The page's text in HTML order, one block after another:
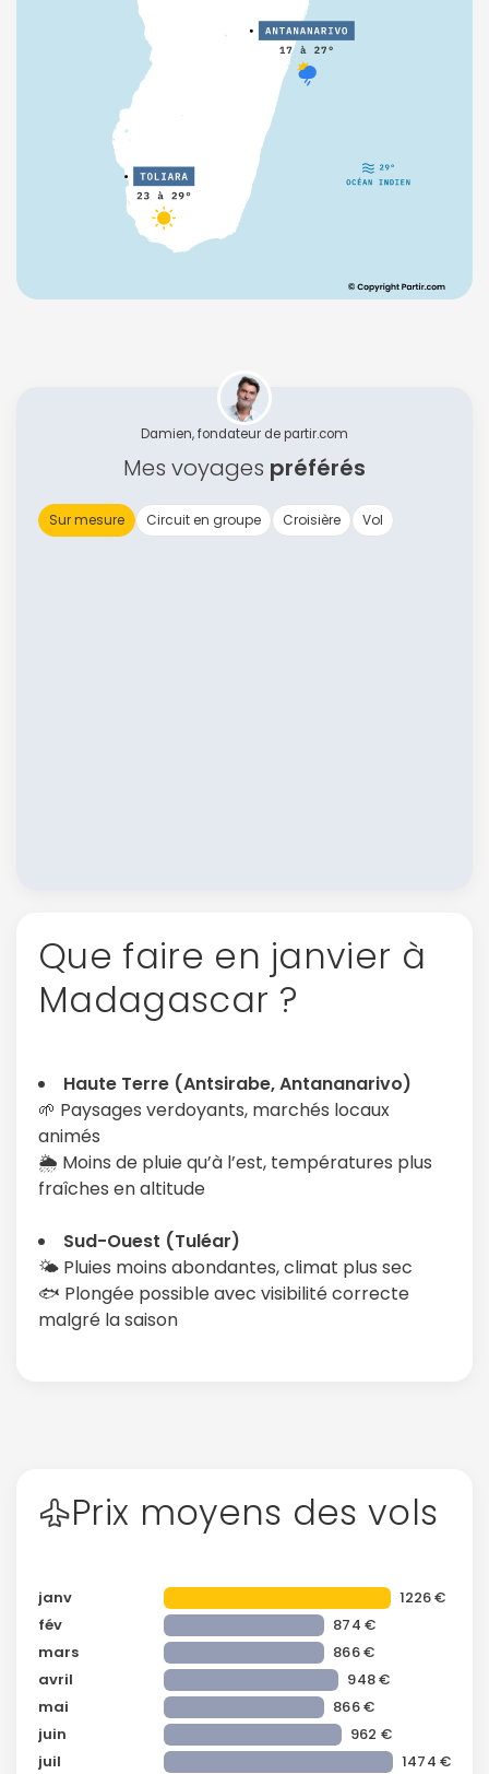
Damien, fondateur de partir.com
Mes voyages préférés
Sur mesure Circuit en groupe Croisière Vol
Que faire en janvier à
Madagascar ?
Haute Terre (Antsirabe, Antananarivo)
🌱 Paysages verdoyants, marchés locaux
animés
🌦️ Moins de pluie qu’à l’est, températures plus
fraîches en altitude
Sud-Ouest (Tuléar)
🌤️ Pluies moins abondantes, climat plus sec
🐟 Plongée possible avec visibilité correcte
malgré la saison
Prix moyens des vols
janv
1226 €
fév
874 €
mars
866 €
avril
948 €
mai
866 €
juin
962 €
juil
1474 €